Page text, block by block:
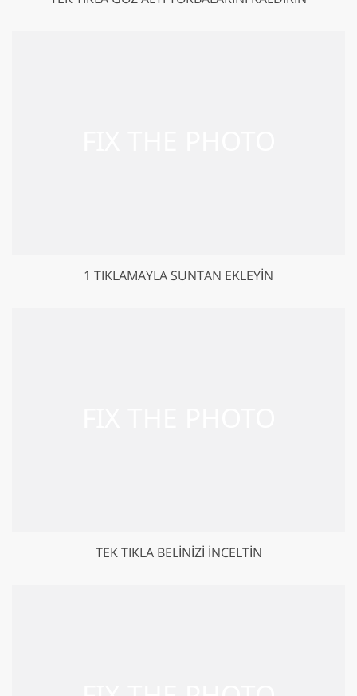
1 TIKLAMAYLA SUNTAN EKLEYIN
TEK TIKLA BELINIZI İNCELTIN